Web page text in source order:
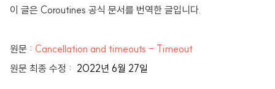
이 글은 Coroutines 공식 문서를 번역한 글입니다.
원문 : Cancellation and timeouts - Timeout
원문 최종 수정 : 2022년 6월 27일